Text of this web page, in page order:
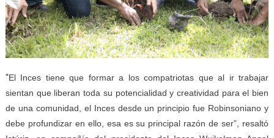
“El Inces tiene que formar a los compatriotas que al ir trabajar
sientan que liberan toda su potencialidad y creatividad para el bien
de una comunidad, el Inces desde un principio fue Robinsoniano y
debe profundizar en ello, esa es su principal razón de ser”, resaltó